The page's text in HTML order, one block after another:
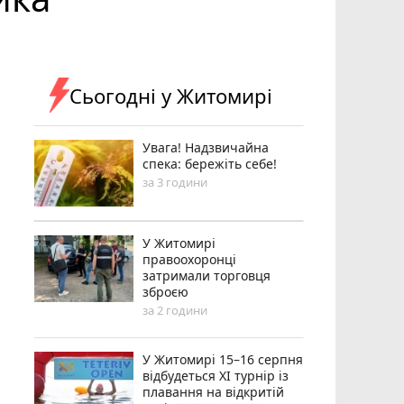
Сьогодні у Житомирі
Увага! Надзвичайна
спека: бережіть себе!
за 3 години
У Житомирі
правоохоронці
затримали торговця
зброєю
за 2 години
У Житомирі 15–16 серпня
відбудеться XI турнір із
плавання на відкритій